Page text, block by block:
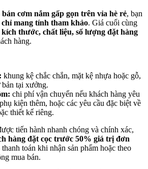
bán cơm nắm gấp gọn trên vỉa hè rẻ, bạn
mang tính tham khảo. Giá cuối cùng
kích thước, chất liệu, số lượng đặt hàng
hàng.
khung kệ chắc chắn, mặt kệ nhựa hoặc gỗ,
tại xưởng.
chi phí vận chuyển nếu khách hàng yêu
kiện thêm, hoặc các yêu cầu đặc biệt về
thiết kế riêng.
tiến hành nhanh chóng và chính xác,
hàng đặt cọc trước 50% giá trị đơn
toán khi nhận sản phẩm hoặc theo
mua bán.